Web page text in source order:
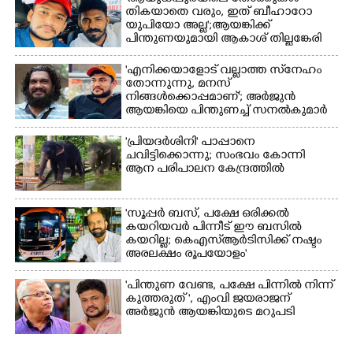
ട്രാക്കിന് കുറുകെ ഓടുന്ന
നായകൾ.
തികയാതെ വരും, ഇത് ബീഹാറോ
യുപിയോ അല്ല';ആയങ്കിക്ക്
പിന്തുണയുമായി ആകാശ് തില്ലങ്കേരി
'എനിക്കയാളോട് വല്ലാത്ത സ്‌നേഹം
തോന്നുന്നു, മനസ്
നിങ്ങൾക്കൊപ്പമാണ്'; അർജുൻ
ആയങ്കിയെ പിന്തുണച്ച് സനൽകുമാർ
'പ്രിയദർശിനി' പാപ്പാനെ
ചവിട്ടിക്കൊന്നു; സംഭവം കോന്നി
ആന പരിപാലന കേന്ദ്രത്തിൽ
'സൂപ്പർ ബസ്, പക്ഷേ ഒരിക്കൽ
കയറിയവർ പിന്നീട് ഈ ബസിൽ
കയറില്ല; കെഎസ്ആർടിസിക്ക് നഷ്ടം
അരലക്ഷം രൂപയോളം'
"പിന്തുണ വേണ്ട,​ പക്ഷേ പിന്നിൽ നിന്ന്
കുത്തരുത് ", എംവി ജയരാജന്
അർജുൻ ആയങ്കിയുടെ മറുപടി